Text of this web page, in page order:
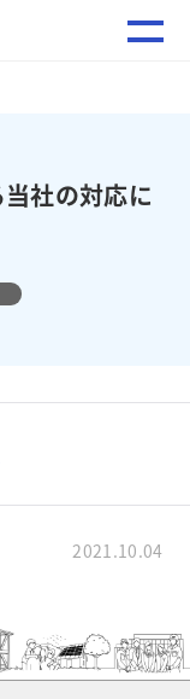
社の対応に
2021.10.04